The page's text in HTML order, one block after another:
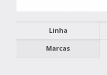
Linha
Marcas